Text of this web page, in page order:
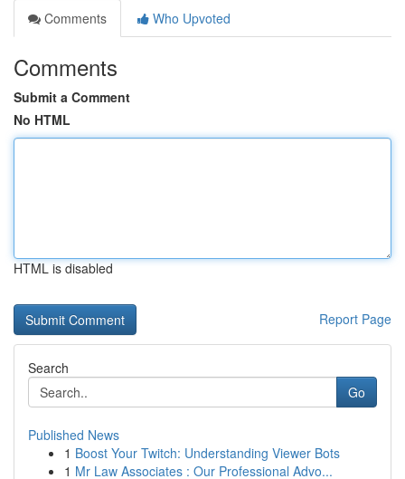
Comments
Who Upvoted
Comments
Submit a Comment
No HTML
HTML is disabled
Report Page
Search
Go
Published News
1 Boost Your Twitch: Understanding Viewer Bots
1 Mr Law Associates : Our Professional Advo...